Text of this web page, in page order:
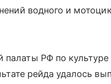
водного и
РФ по
рейда удалось